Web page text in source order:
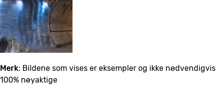
Merk: Bildene som vises er eksempler og ikke nødvendigvis
100% nøyaktige